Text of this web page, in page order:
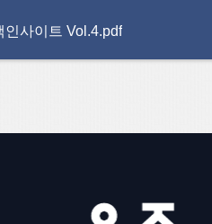
인사이트 Vol.4.pdf